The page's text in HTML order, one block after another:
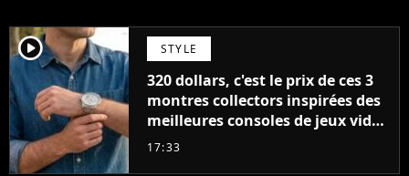
player2 STYLE
320 dollars, c'est le prix de ces 3
montres collectors inspirées des
meilleures consoles de jeux vidéo
des années 90
17:33